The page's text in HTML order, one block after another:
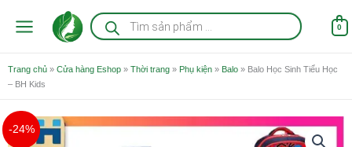
Tìm
kiếm
sản
0
Trang chủ » Cửa hàng Eshop » Thời trang » Phụ kiện » Balo » Balo Học Sinh Tiểu Học
– BH Kids
-24%
Giá
Giá